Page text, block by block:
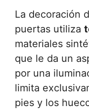
La decoración
puertas utiliza
materiales
que le da un
por una
limita
pies y los